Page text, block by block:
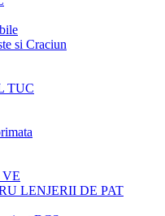
si Craciun
TUC
LENJERII DE PAT